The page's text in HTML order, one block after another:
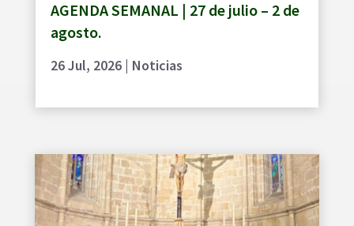
AGENDA SEMANAL | 27 de julio – 2 de
agosto.
26 Jul, 2026| Noticias